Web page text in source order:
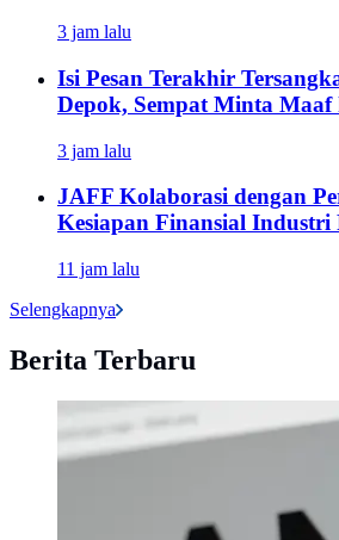
3 jam lalu
Isi Pesan Terakhir
Depok, Sempat Minta Maaf
3 jam lalu
JAFF Kolaborasi dengan
Kesiapan Finansial Industri
11 jam lalu
Selengkapnya
Berita Terbaru